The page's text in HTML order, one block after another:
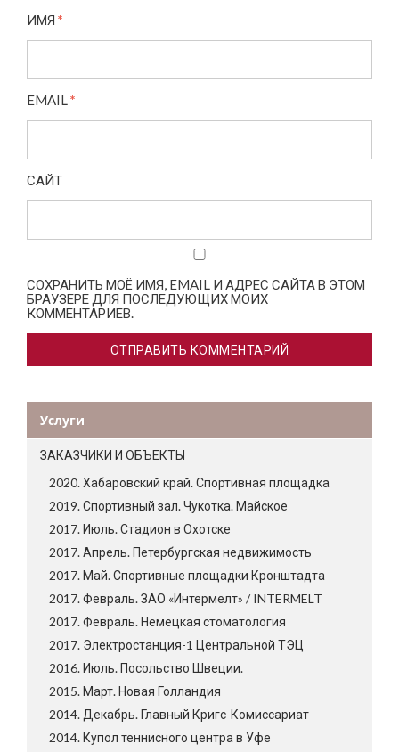
ИМЯ *
EMAIL*
САЙТ
СОХРАНИТЬ МОЁ ИМЯ, EMAIL И АДРЕС САЙТА В ЭТОМ
БРАУЗЕРЕ ДЛЯ ПОСЛЕДУЮЩИХ МОИХ
КОММЕНТАРИЕВ.
Услуги
ЗАКАЗЧИКИ И ОБЪЕКТЫ
2020. Хабаровский край. Спортивная площадка
2019. Спортивный зал. Чукотка. Майское
2017. Июль. Стадион в Охотске
2017. Апрель. Петербургская недвижимость
2017. Май. Спортивные площадки Кронштадта
2017. Февраль. ЗАО «Интермелт» / INTERMELT
2017. Февраль. Немецкая стоматология
2017. Электростанция-1 Центральной ТЭЦ
2016. Июль. Посольство Швеции.
2015. Март. Новая Голландия
2014. Декабрь. Главный Кригс-Комиссариат
2014. Купол теннисного центра в Уфе